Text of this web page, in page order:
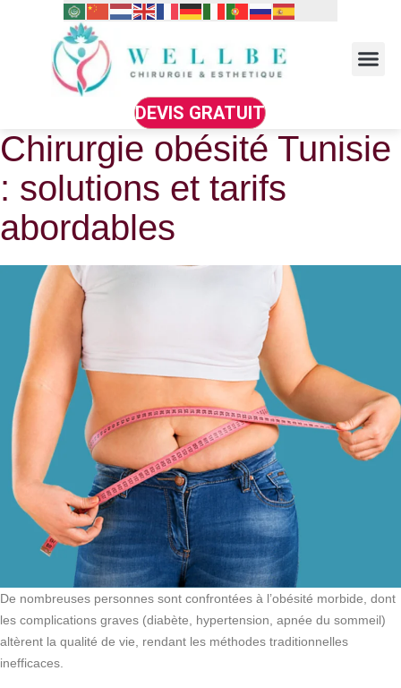
DEVIS GRATUIT
Chirurgie obésité Tunisie
: solutions et tarifs
abordables
De nombreuses personnes sont confrontées à l’obésité morbide, dont
les complications graves (diabète, hypertension, apnée du sommeil)
altèrent la qualité de vie, rendant les méthodes traditionnelles
inefficaces.